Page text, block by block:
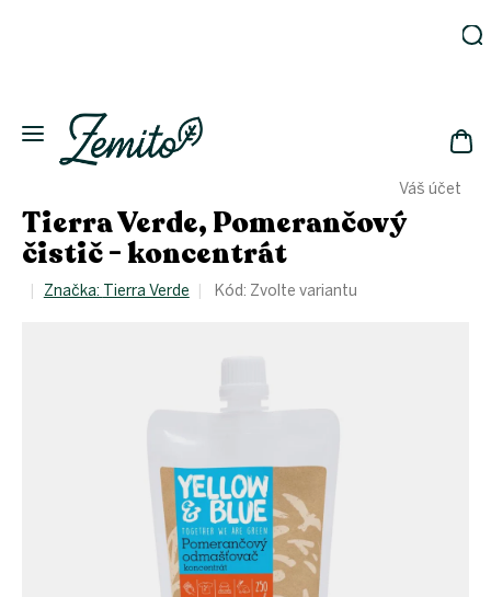
Váš účet
Eko
domácnost
Kosmetika
Eko
láhve
Akce
Tierra Verde, Pomerančový
čistič - koncentrát
Značka: Tierra Verde Kód: Zvolte variantu